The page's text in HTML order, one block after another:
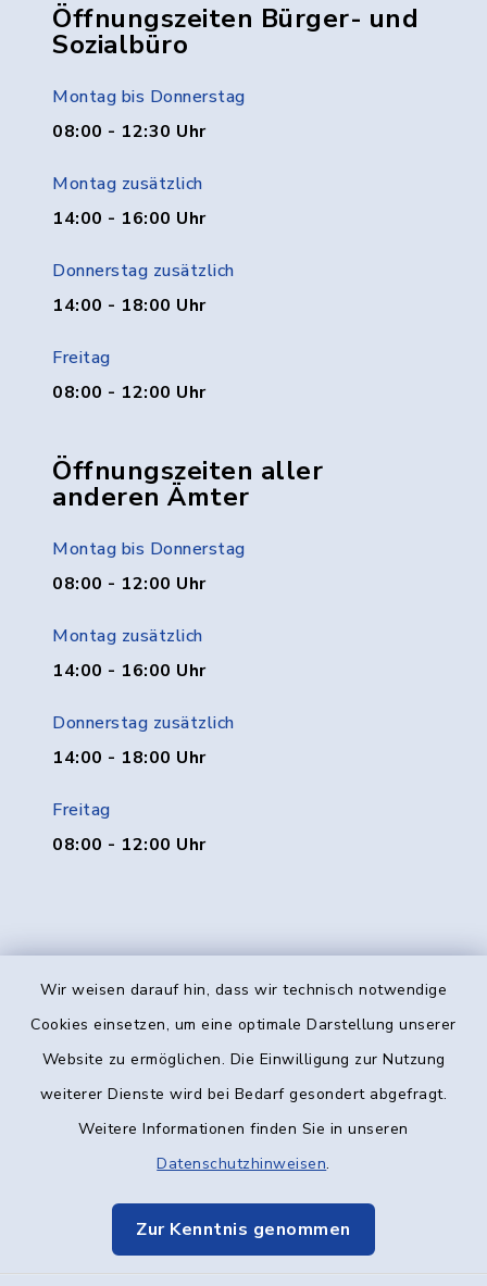
Wir weisen darauf hin, dass wir technisch notwendige
Cookies einsetzen, um eine optimale Darstellung unserer
Website zu ermöglichen. Die Einwilligung zur Nutzung
weiterer Dienste wird bei Bedarf gesondert abgefragt.
Weitere Informationen finden Sie in unseren
Datenschutzhinweisen.
Zur Kenntnis genommen
Öffnungszeiten Bürger- und
Sozialbüro
Montag bis Donnerstag
08:00 - 12:30 Uhr
Montag zusätzlich
14:00 - 16:00 Uhr
Donnerstag zusätzlich
14:00 - 18:00 Uhr
Freitag
08:00 - 12:00 Uhr
Öffnungszeiten aller
anderen Ämter
Montag bis Donnerstag
08:00 - 12:00 Uhr
Montag zusätzlich
14:00 - 16:00 Uhr
Donnerstag zusätzlich
14:00 - 18:00 Uhr
Freitag
08:00 - 12:00 Uhr
Kontakt
Datenschutz
Elektronische Kommunikation